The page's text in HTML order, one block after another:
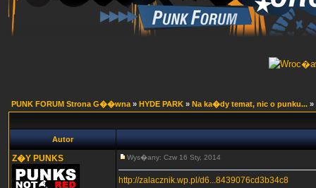
PUNK FORUM Strona G��wna » HYDE PARK » Na ka�dy temat, nic o punku... »
Autor
Z�Y PUNKS Wys�any: Czw 16 Sty, 2014
http://zalacznik.wp.pl/d6...8439076cd3b34c8